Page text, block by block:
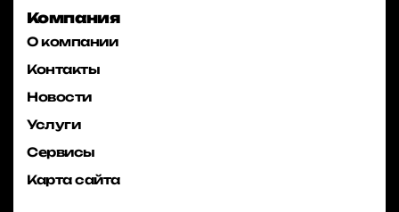
Компания
О компании
Контакты
Новости
Услуги
Сервисы
Карта сайта